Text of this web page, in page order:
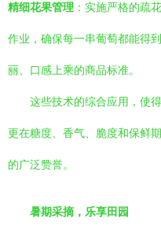
精细花果管理 ：实施严格的疏
作业，确保每一串葡萄都能得
丽、口感上乘的商品标准。
这些技术的综合应用，使
更在糖度、香气、脆度和保鲜
的广泛赞誉。
暑期采摘，乐享田园